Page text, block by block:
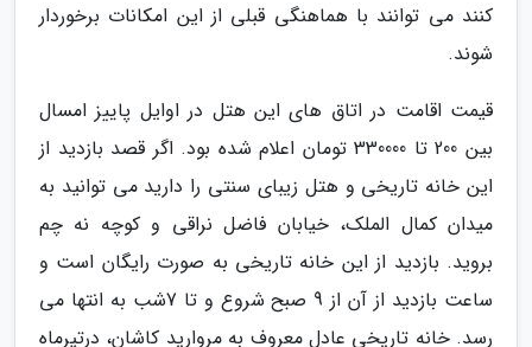
کنند می توانند با هماهنگی قبلی از این امکانات برخوردار
شوند.
قیمت اقامت در اتاق های این هتل در اوایل پاییز امسال
بین 200 تا 330000 تومان اعلام شده بود. اگر قصد بازدید از
این خانه تاریخی و هتل زیبای سنتی را دارید می توانید به
میدان کمال الملک، خیابان فاضل نراقی و کوچه نه چم
بروید. بازدید از این خانه تاریخی به صورت رایگان است و
ساعت بازدید از آن از 9 صبح شروع و تا 7شب به انتها می
رسد. خانه تاریخی عادل معروف به مروارید کاشان، درتیرماه